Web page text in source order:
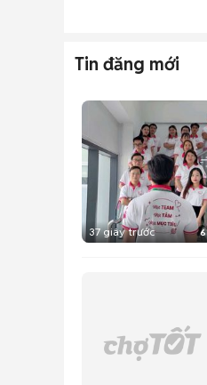
Tin đăng mới
37 giây trước 6